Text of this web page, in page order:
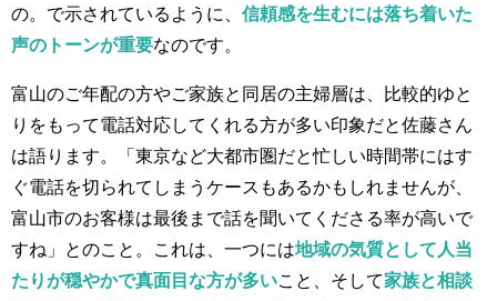
の。で示されているように、 信頼感を生むには落ち着いた
声のトーンが重要なのです。
富山のご年配の方やご家族と同居の主婦層は、比較的ゆと
りをもって電話対応してくれる方が多い印象だと佐藤さん
は語ります。「東京など大都市圏だと忙しい時間帯にはす
ぐ電話を切られてしまうケースもあるかもしれませんが、
富山市のお客様は最後まで話を聞いてくださる率が高いで
すね」とのこと。これは、一つには地域の気質として人当
たりが穏やかで真面目な方が多いこと、そして家族と相談